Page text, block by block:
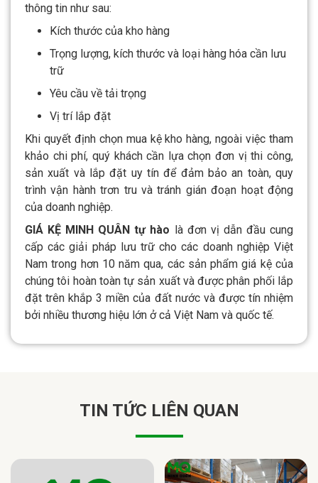
thông tin như sau:
Kích thước của kho hàng
Trọng lượng, kích thước và loại hàng hóa cần lưu
trữ
Yêu cầu về tải trọng
Vị trí lắp đặt
Khi quyết định chọn mua kệ kho hàng, ngoài việc tham
khảo chi phí, quý khách cần lựa chọn đơn vị thi công,
sản xuất và lắp đặt uy tín để đảm bảo an toàn, quy
trình vận hành trơn tru và tránh gián đoạn hoạt động
của doanh nghiệp.
GIÁ KỆ MINH QUÂN tự hào là đơn vị dẫn đầu cung
cấp các giải pháp lưu trữ cho các doanh nghiệp Việt
Nam trong hơn 10 năm qua, các sản phẩm giá kệ của
chúng tôi hoàn toàn tự sản xuất và được phân phối lắp
đặt trên khắp 3 miền của đất nước và được tín nhiệm
bởi nhiều thương hiệu lớn ở cả Việt Nam và quốc tế.
TIN TỨC LIÊN QUAN